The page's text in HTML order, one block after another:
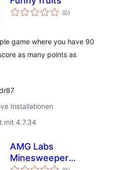
(0Bewertungen
insgesamt
)
game where you have 90
as many points as
Installationen
mit 4.7.34
AMG Labs
Minesweeper
Bewertungen